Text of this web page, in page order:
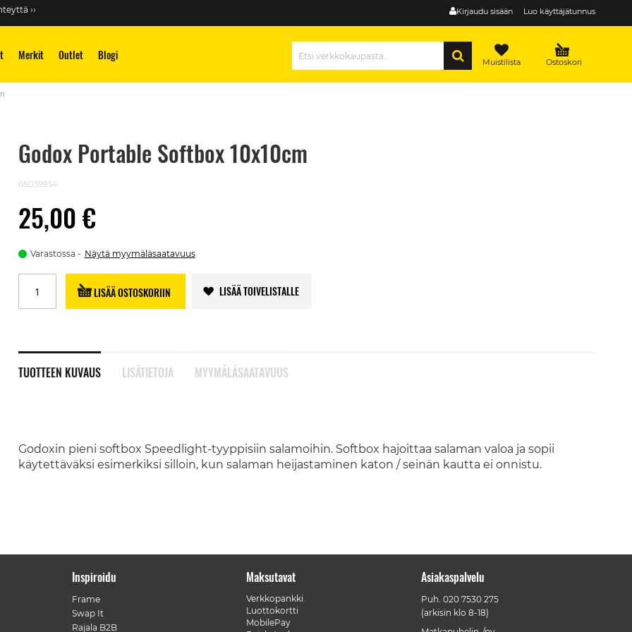
Kirjaudu sisään Luo käyttäjätunnus
››
Merkit Outlet Blogi Ostoskori
Muistilista
Godox Portable Softbox 10x10cm
65D39954
25,00 €
Varastossa Näytä myymäläsaatavuus
LISÄÄ OSTOSKORIIN LISÄÄ TOIVELISTALLE
TUOTTEEN KUVAUS
Godoxin pieni softbox Speedlight-tyyppisiin salamoihin. Softbox hajoittaa salaman valoa ja sopii
käytettäväksi esimerkiksi silloin, kun salaman heijastaminen katon / seinän kautta ei onnistu.
LISÄTIETOJA MYYMÄLÄSAATAVUUS
Inspiroidu
Frame
Swap It
Rajala B2B
Maksutavat
Verkkopankki
Luottokortti
MobilePay
Asiakaspalvelu
Puh. 020 7530 275
(arkisin klo 8-18)